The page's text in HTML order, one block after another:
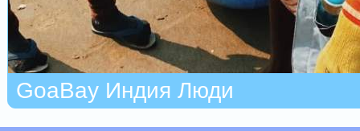
GoaBay Индия Люди